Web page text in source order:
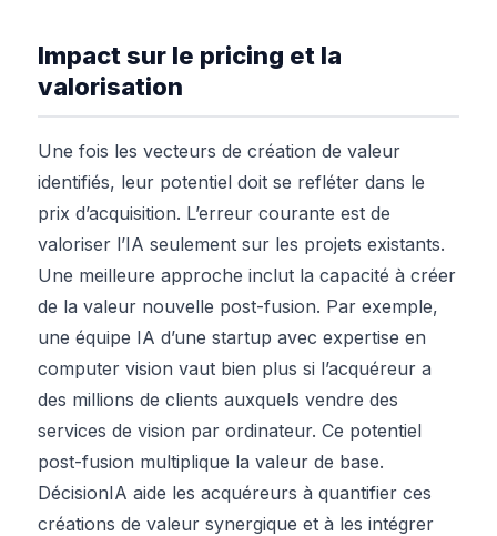
Impact sur le pricing et la
valorisation
Une fois les vecteurs de création de valeur
identifiés, leur potentiel doit se refléter dans le
prix d’acquisition. L’erreur courante est de
valoriser l’IA seulement sur les projets existants.
Une meilleure approche inclut la capacité à créer
de la valeur nouvelle post-fusion. Par exemple,
une équipe IA d’une startup avec expertise en
computer vision vaut bien plus si l’acquéreur a
des millions de clients auxquels vendre des
services de vision par ordinateur. Ce potentiel
post-fusion multiplique la valeur de base.
DécisionIA aide les acquéreurs à quantifier ces
créations de valeur synergique et à les intégrer